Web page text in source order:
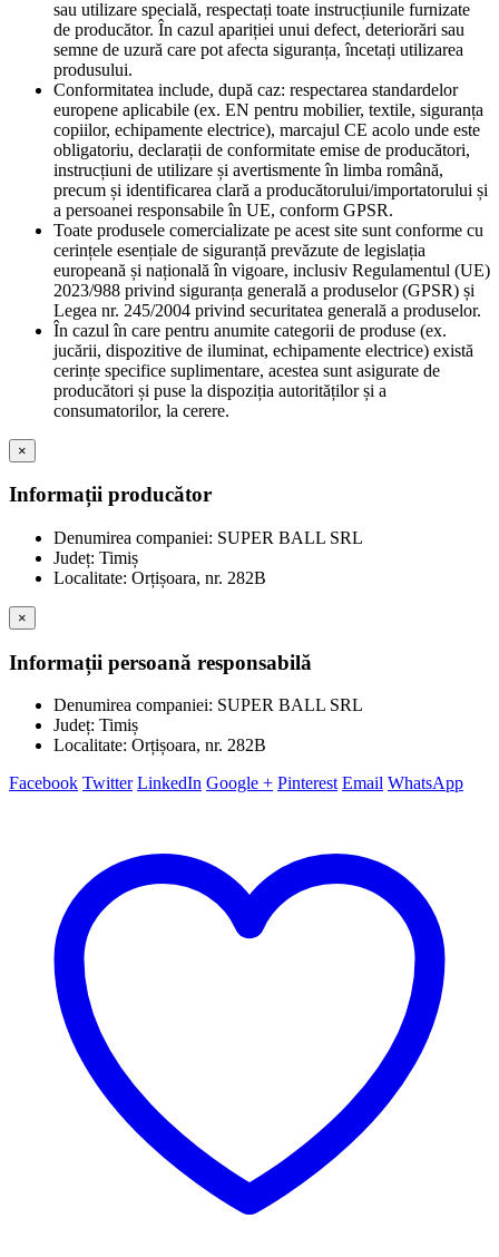
sau utilizare specială, respectați toate instrucțiunile furnizate
de producător. În cazul apariției unui defect, deteriorări sau
semne de uzură care pot afecta siguranța, încetați utilizarea
produsului.
Conformitatea include, după caz: respectarea standardelor
europene aplicabile (ex. EN pentru mobilier, textile, siguranța
copiilor, echipamente electrice), marcajul CE acolo unde este
obligatoriu, declarații de conformitate emise de producători,
instrucțiuni de utilizare și avertismente în limba română,
precum și identificarea clară a producătorului/importatorului și
a persoanei responsabile în UE, conform GPSR.
Toate produsele comercializate pe acest site sunt conforme cu
cerințele esențiale de siguranță prevăzute de legislația
europeană și națională în vigoare, inclusiv Regulamentul (UE)
2023/988 privind siguranța generală a produselor (GPSR) și
Legea nr. 245/2004 privind securitatea generală a produselor.
În cazul în care pentru anumite categorii de produse (ex.
jucării, dispozitive de iluminat, echipamente electrice) există
cerințe specifice suplimentare, acestea sunt asigurate de
producători și puse la dispoziția autorităților și a
consumatorilor, la cerere.
×
Informații producător
Denumirea companiei: SUPER BALL SRL
Județ: Timiș
Localitate: Orțișoara, nr. 282B
×
Informații persoană responsabilă
Denumirea companiei: SUPER BALL SRL
Județ: Timiș
Localitate: Orțișoara, nr. 282B
Facebook Twitter LinkedIn Google + Pinterest Email WhatsApp